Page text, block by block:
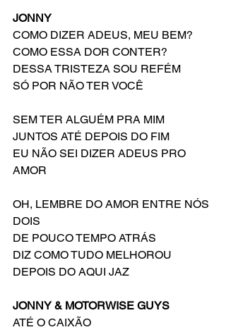
JONNY
COMO DIZER ADEUS, MEU BEM?
COMO ESSA DOR CONTER?
DESSA TRISTEZA SOU REFÉM
SÓ POR NÃO TER VOCÊ
SEM TER ALGUÉM PRA MIM
JUNTOS ATÉ DEPOIS DO FIM
EU NÃO SEI DIZER ADEUS PRO
AMOR
OH, LEMBRE DO AMOR ENTRE NÓS
DOIS
DE POUCO TEMPO ATRÁS
DIZ COMO TUDO MELHOROU
DEPOIS DO AQUI JAZ
JONNY & MOTORWISE GUYS
ATÉ O CAIXÃO